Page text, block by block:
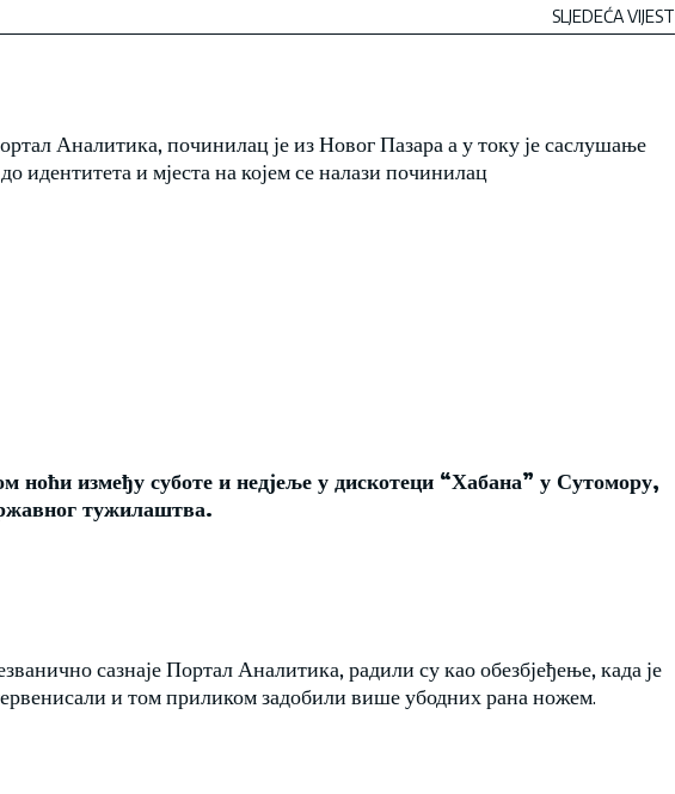
SLJEDEĆA VIJEST
Аналитика, починилац је из Новог Пазара а у току је саслушање
идентитета и мјеста на којем се налази починилац
ноћи између суботе и недјеље у дискотеци “Хабана” у Сутомору,
тужилаштва.
сазнаје Портал Аналитика, радили су као обезбјеђење, када је
и том приликом задобили више убодних рана ножем.